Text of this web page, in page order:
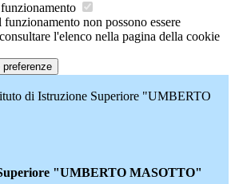
non possono essere
l'elenco nella pagina della cookie
di Istruzione Superiore "UMBERTO
"UMBERTO MASOTTO"